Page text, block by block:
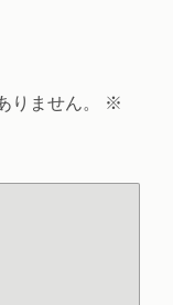
ません。
※